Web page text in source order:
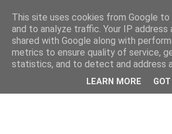
This site uses cookies from Google
and to analyze traffic. Your IP address
shared with Google along with
metrics to ensure quality of service,
statistics, and to detect and address
LEARN MORE